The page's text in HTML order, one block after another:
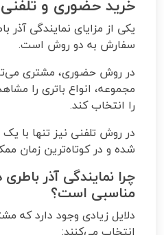
خرید حضوری و تلفنی
یکی از مزایای نمایندگی آذر
سفارش به دو روش است.
در روش حضوری، مشتری
مجموعه، انواع باتری را
را انتخاب کند.
در روش تلفنی نیز تنها با
شده و در کوتاه‌ترین زمان
چرا نمایندگی آذر
مناسبی است؟
دلایل زیادی وجود دارد که